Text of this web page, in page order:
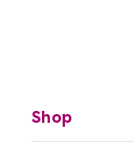
Shop